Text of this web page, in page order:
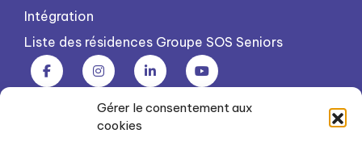
Gérer le consentement aux
cookies
Intégration
Liste des résidences Groupe SOS Seniors
Groupe SOS Seniors est une association du Groupe SOS